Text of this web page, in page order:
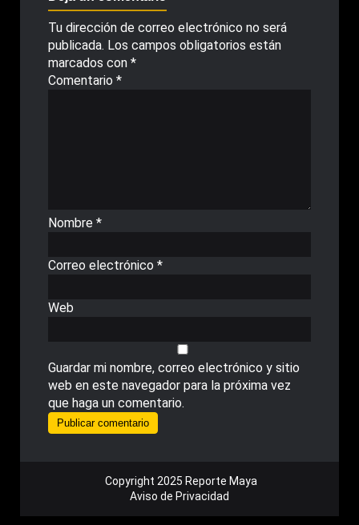
Tu dirección de correo electrónico no será
publicada. Los campos obligatorios están
marcados con *
Comentario *
Nombre *
Correo electrónico *
Web
Guardar mi nombre, correo electrónico y sitio
web en este navegador para la próxima vez
que haga un comentario.
Copyright 2025 Reporte Maya
Aviso de Privacidad